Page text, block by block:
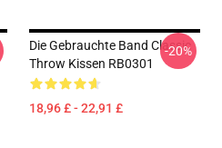
Die Gebrauchte Band Classic
Throw Kissen RB0301
18,96 £ - 22,91 £
-20%